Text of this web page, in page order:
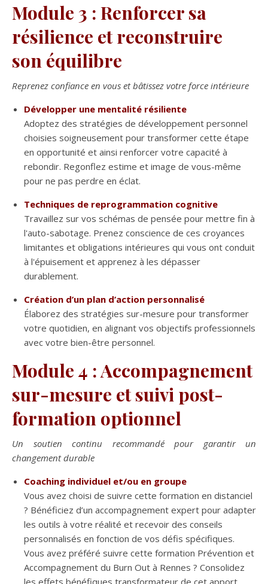
Module 3 : Renforcer sa
résilience et reconstruire
son équilibre
Reprenez confiance en vous et bâtissez votre force intérieure
Développer une mentalité résiliente
Adoptez des stratégies de développement personnel
choisies soigneusement pour transformer cette étape
en opportunité et ainsi renforcer votre capacité à
rebondir. Regonflez estime et image de vous-même
pour ne pas perdre en éclat.
Techniques de reprogrammation cognitive
Travaillez sur vos schémas de pensée pour mettre fin à
l'auto-sabotage. Prenez conscience de ces croyances
limitantes et obligations intérieures qui vous ont conduit
à l'épuisement et apprenez à les dépasser
durablement.
Création d’un plan d’action personnalisé
Élaborez des stratégies sur-mesure pour transformer
votre quotidien, en alignant vos objectifs professionnels
avec votre bien-être personnel.
Module 4 : Accompagnement
sur-mesure et suivi post-
formation optionnel
Un soutien continu recommandé pour garantir un
changement durable
Coaching individuel et/ou en groupe
Vous avez choisi de suivre cette formation en distanciel
? Bénéficiez d’un accompagnement expert pour adapter
les outils à votre réalité et recevoir des conseils
personnalisés en fonction de vos défis spécifiques.
Vous avez préféré suivre cette formation Prévention et
Accompagnement du Burn Out à Rennes ? Consolidez
les effets bénéfiques transformateur de cet apport.